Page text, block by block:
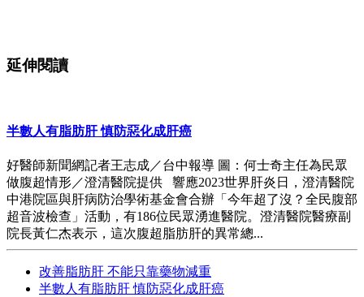
延伸閱讀
半數人有脂肪肝 慎防惡化成肝癌
好醫師新聞網記者王志成／台中報導 圖：何士奇主任為民眾
做腹超情形／澄清醫院提供 響應2023世界肝炎日，澄清醫院
中港院區與肝病防治學術基金會合辦「今年超了沒？全民腹部
超音波檢查」活動，有186位民眾湧進醫院。澄清醫院醫療副
院長黃仁杰表示，這次腹超脂肪肝的異常總...
改善脂肪肝 不能只靠藥物減重
半數人有脂肪肝 慎防惡化成肝癌